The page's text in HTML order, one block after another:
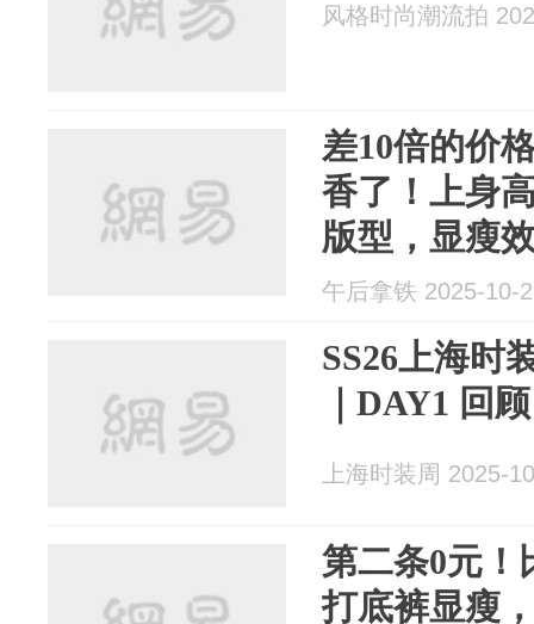
风格时尚潮流拍
差10倍的价
香了！上身
版型，显瘦
午后拿铁 2025-10-
SS26上海时
｜DAY1 回顾
上海时装周 2025-
第二条0元！
打底裤显瘦